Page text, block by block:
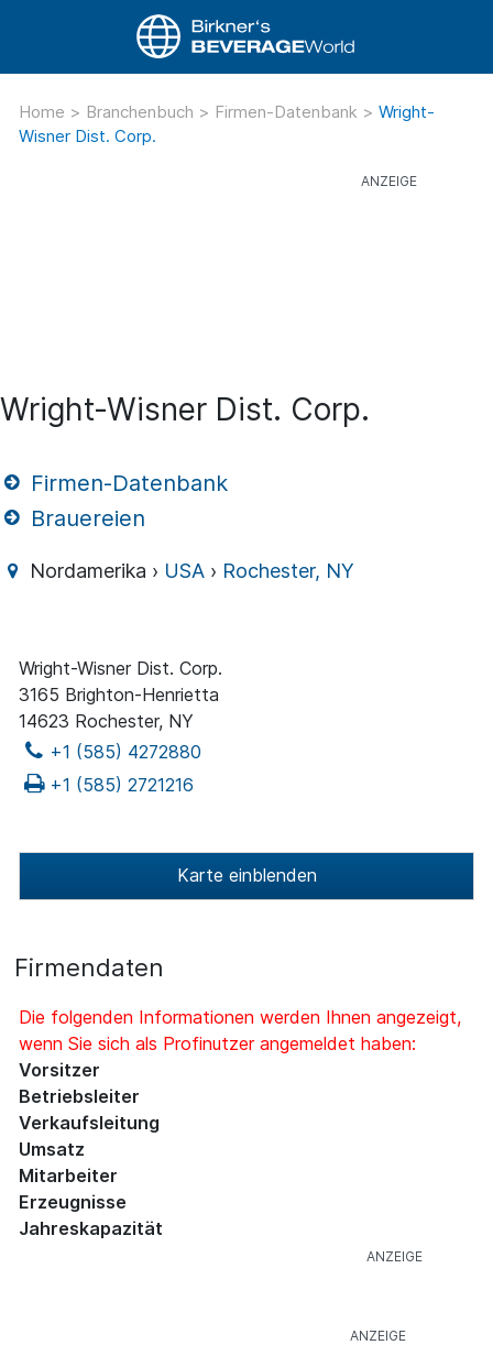
Home > Branchenbuch > Firmen-Datenbank > Wright-
Wisner Dist. Corp.
Wright-Wisner Dist. Corp.
Firmen-Datenbank
Brauereien
Nordamerika › USA › Rochester, NY
Wright-Wisner Dist. Corp.
3165 Brighton-Henrietta
14623 Rochester, NY
+1 (585) 4272880
+1 (585) 2721216
Karte einblenden
Firmendaten
Die folgenden Informationen werden Ihnen angezeigt,
wenn Sie sich als Profinutzer angemeldet haben:
Vorsitzer
Betriebsleiter
Verkaufsleitung
Umsatz
Mitarbeiter
Erzeugnisse
Jahreskapazität